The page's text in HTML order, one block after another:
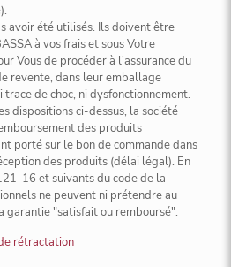
avoir été utilisés. Ils doivent être
à vos frais et sous Votre
Vous de procéder à l'assurance du
revente, dans leur emballage
de choc, ni dysfonctionnement.
dispositions ci-dessus, la société
des produits
porté sur le bon de commande dans
des produits (délai légal). En
16 et suivants du code de la
ne peuvent ni prétendre au
garantie "satisfait ou remboursé".
rétractation